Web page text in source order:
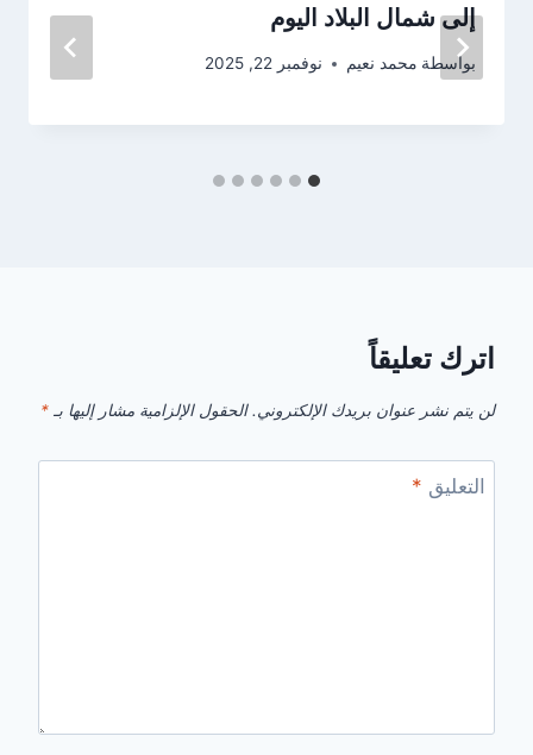
إلى شمال البلاد اليوم
بواسطة محمد نعيم نوفمبر 22, 2025
اترك تعليقاً
لن يتم نشر عنوان بريدك الإلكتروني. الحقول الإلزامية مشار إليها بـ *
التعليق *